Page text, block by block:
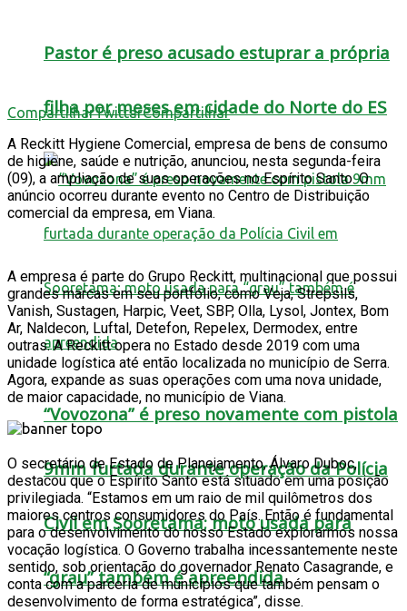
Pastor é preso acusado estuprar a própria
filha por meses em cidade do Norte do ES
“Vovozona” é preso novamente com pistola
9mm furtada durante operação da Polícia
Civil em Sooretama; moto usada para
“grau” também é apreendida
CompartilharTwittarCompartilhar
A Reckitt Hygiene Comercial, empresa de bens de consumo
de higiene, saúde e nutrição, anunciou, nesta segunda-feira
(09), a ampliação de suas operações no Espírito Santo. O
anúncio ocorreu durante evento no Centro de Distribuição
comercial da empresa, em Viana.
A empresa é parte do Grupo Reckitt, multinacional que possui
grandes marcas em seu portfólio, como Veja, Strepsils,
Vanish, Sustagen, Harpic, Veet, SBP, Olla, Lysol, Jontex, Bom
Ar, Naldecon, Luftal, Detefon, Repelex, Dermodex, entre
outras. A Reckitt opera no Estado desde 2019 com uma
unidade logística até então localizada no município de Serra.
Agora, expande as suas operações com uma nova unidade,
de maior capacidade, no município de Viana.
O secretário de Estado de Planejamento, Álvaro Duboc,
destacou que o Espírito Santo está situado em uma posição
privilegiada. “Estamos em um raio de mil quilômetros dos
maiores centros consumidores do País. Então é fundamental
para o desenvolvimento do nosso Estado explorarmos nossa
vocação logística. O Governo trabalha incessantemente neste
sentido, sob orientação do governador Renato Casagrande, e
conta com a parceria de municípios que também pensam o
desenvolvimento de forma estratégica”, disse.